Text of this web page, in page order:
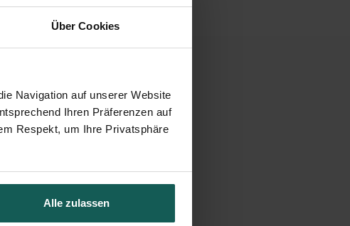
Über Cookies
Navigation auf unserer Website
Ihren Präferenzen auf
Respekt, um Ihre Privatsphäre
Alle zulassen
VERPFLICHTUNG
Ihres Kindes zu
und femininen